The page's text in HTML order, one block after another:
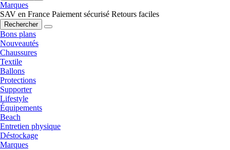
Marques
SAV en France Paiement sécurisé Retours faciles
Rechercher
Bons plans
Nouveautés
Chaussures
Textile
Ballons
Protections
Supporter
Lifestyle
Équipements
Beach
Entretien physique
Déstockage
Marques